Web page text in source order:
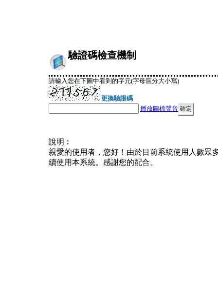
驗證碼檢查機制
請輸入您在下圖中看到的字元(字母區分大小寫)
更換驗證碼
播放圖檔聲音
說明︰
親愛的使用者，您好！由於目前系統使用人數眾
續使用本系統。感謝您的配合。